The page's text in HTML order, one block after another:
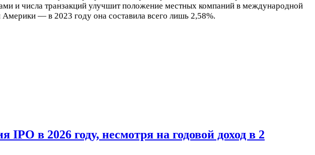
и числа транзакций улучшит положение местных компаний в международной
— в 2023 году она составила всего лишь 2,58%.
в 2026 году, несмотря на годовой доход в 2